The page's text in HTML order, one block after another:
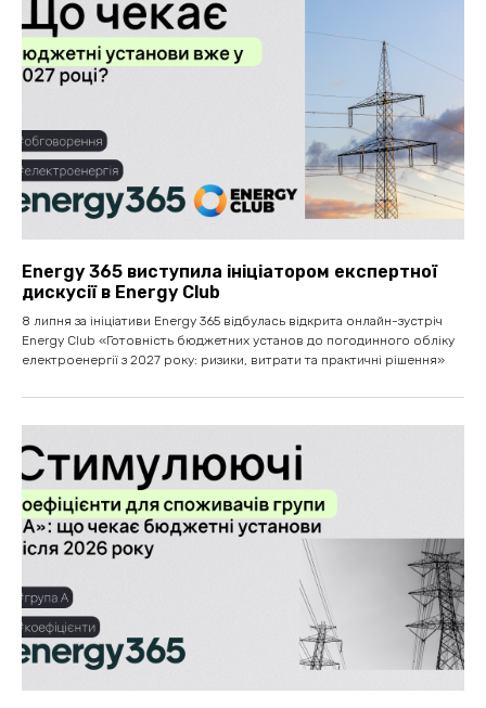
Energy 365 виступила ініціатором експертної
дискусії в Energy Club
8 липня за ініціативи Energy 365 відбулась відкрита онлайн-зустріч
Energy Club «Готовність бюджетних установ до погодинного обліку
електроенергії з 2027 року: ризики, витрати та практичні рішення»